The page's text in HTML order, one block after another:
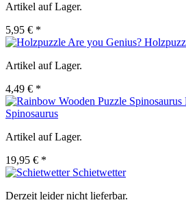
Artikel auf Lager.
5,95 € *
Artikel auf Lager.
4,49 € *
Spinosaurus
Artikel auf Lager.
19,95 € *
Schietwetter
Derzeit leider nicht lieferbar.